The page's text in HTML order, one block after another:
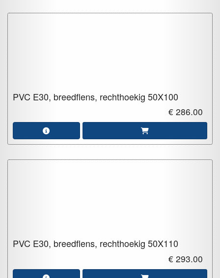
PVC E30, breedflens, rechthoekig 50X100
€ 286.00
PVC E30, breedflens, rechthoekig 50X110
€ 293.00